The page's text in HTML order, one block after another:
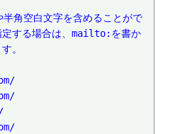
角空白文字を含めることがで
定する場合は、mailto:を書か
。